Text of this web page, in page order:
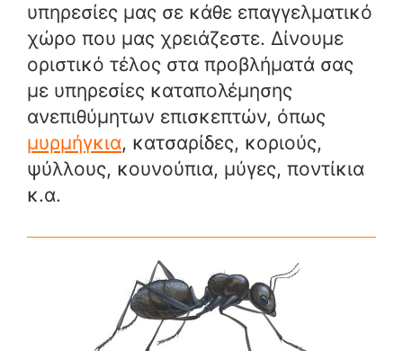
υπηρεσίες μας σε κάθε επαγγελματικό
χώρο που μας χρειάζεστε. Δίνουμε
οριστικό τέλος στα προβλήματά σας
με υπηρεσίες καταπολέμησης
ανεπιθύμητων επισκεπτών, όπως
μυρμήγκια, κατσαρίδες, κοριούς,
ψύλλους, κουνούπια, μύγες, ποντίκια
κ.α.